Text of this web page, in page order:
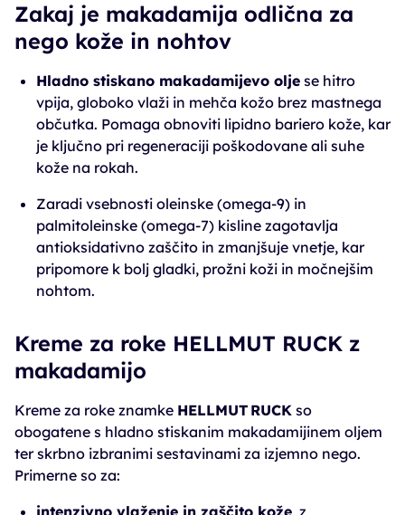
Zakaj je makadamija odlična za
nego kože in nohtov
Hladno stiskano makadamijevo olje se hitro
vpija, globoko vlaži in mehča kožo brez mastnega
občutka. Pomaga obnoviti lipidno bariero kože, kar
je ključno pri regeneraciji poškodovane ali suhe
kože na rokah.
Zaradi vsebnosti oleinske (omega‑9) in
palmitoleinske (omega‑7) kisline zagotavlja
antioksidativno zaščito in zmanjšuje vnetje, kar
pripomore k bolj gladki, prožni koži in močnejšim
nohtom.
Kreme za roke HELLMUT RUCK z
makadamijo
Kreme za roke znamke HELLMUT RUCK so
obogatene s hladno stiskanim makadamijinem oljem
ter skrbno izbranimi sestavinami za izjemno nego.
Primerne so za:
intenzivno vlaženje in zaščito kože, z